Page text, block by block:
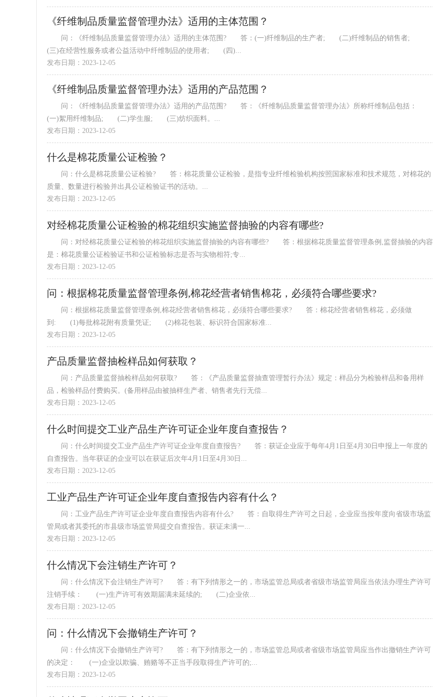
《纤维制品质量监督管理办法》适用的主体范围？
问：《纤维制品质量监督管理办法》适用的主体范围? 答：(一)纤维制品的生产者; (二)纤维制品的销售者;
(三)在经营性服务或者公益活动中纤维制品的使用者; (四)...
发布日期：2023-12-05
《纤维制品质量监督管理办法》适用的产品范围？
问：《纤维制品质量监督管理办法》适用的产品范围? 答：《纤维制品质量监督管理办法》所称纤维制品包括：
(一)絮用纤维制品; (二)学生服; (三)纺织面料。...
发布日期：2023-12-05
什么是棉花质量公证检验？
问：什么是棉花质量公证检验? 答：棉花质量公证检验，是指专业纤维检验机构按照国家标准和技术规范，对棉花的
质量、数量进行检验并出具公证检验证书的活动。...
发布日期：2023-12-05
对经棉花质量公证检验的棉花组织实施监督抽验的内容有哪些?
问：对经棉花质量公证检验的棉花组织实施监督抽验的内容有哪些? 答：根据棉花质量监督管理条例,监督抽验的内容
是：棉花质量公证检验证书和公证检验标志是否与实物相符;专...
发布日期：2023-12-05
问：根据棉花质量监督管理条例,棉花经营者销售棉花，必须符合哪些要求?
问：根据棉花质量监督管理条例,棉花经营者销售棉花，必须符合哪些要求? 答：棉花经营者销售棉花，必须做
到: (1)每批棉花附有质量凭证; (2)棉花包装、标识符合国家标准...
发布日期：2023-12-05
产品质量监督抽检样品如何获取？
问：产品质量监督抽检样品如何获取? 答：《产品质量监督抽查管理暂行办法》规定：样品分为检验样品和备用样
品，检验样品付费购买。(备用样品由被抽样生产者、销售者先行无偿...
发布日期：2023-12-05
什么时间提交工业产品生产许可证企业年度自查报告？
问：什么时间提交工业产品生产许可证企业年度自查报告? 答：获证企业应于每年4月1日至4月30日申报上一年度的
自查报告。当年获证的企业可以在获证后次年4月1日至4月30日...
发布日期：2023-12-05
工业产品生产许可证企业年度自查报告内容有什么？
问：工业产品生产许可证企业年度自查报告内容有什么? 答：自取得生产许可之日起，企业应当按年度向省级市场监
管局或者其委托的市县级市场监管局提交自查报告。获证未满一...
发布日期：2023-12-05
什么情况下会注销生产许可？
问：什么情况下会注销生产许可? 答：有下列情形之一的，市场监管总局或者省级市场监管局应当依法办理生产许可
注销手续： (一)生产许可有效期届满未延续的; (二)企业依...
发布日期：2023-12-05
问：什么情况下会撤销生产许可？
问：什么情况下会撤销生产许可? 答：有下列情形之一的，市场监管总局或者省级市场监管局应当作出撤销生产许可
的决定： (一)企业以欺骗、贿赂等不正当手段取得生产许可的;...
发布日期：2023-12-05